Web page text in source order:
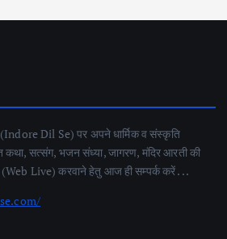
Dil Se) पर अपने धार्मिक व संस्कृति
कथा, सत्संग, भजन संध्या, जागरण, मंदिर आरती की
(Web Live) करवाने हेतु आज ही सम्पर्क करें . . .